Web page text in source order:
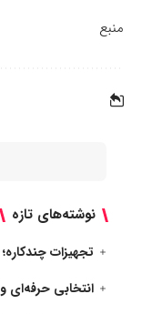
منبع
نوشته‌های تازه
تجهیزات
انتخابی